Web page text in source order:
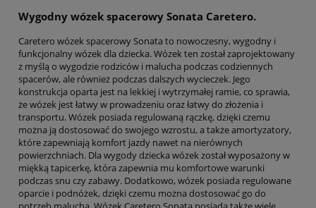
Wygodny wózek spacerowy Sonata Caretero.
Caretero wózek spacerowy Sonata to nowoczesny, wygodny i
funkcjonalny wózek dla dziecka. Wózek ten został zaprojektowany
z myślą o wygodzie rodziców i malucha podczas codziennych
spacerów, ale również podczas dalszych wycieczek. Jego
konstrukcja oparta jest na lekkiej i wytrzymałej ramie, co sprawia,
że wózek jest łatwy w prowadzeniu oraz łatwy do złożenia i
transportu. Wózek posiada regulowaną rączkę, dzięki czemu
można ją dostosować do swojego wzrostu, a także amortyzatory,
które zapewniają komfort jazdy nawet na nierównych
powierzchniach. Dla wygody dziecka wózek został wyposażony w
miękką tapicerkę, która zapewnia mu komfortowe warunki
podczas snu czy zabawy. Dodatkowo, wózek posiada regulowane
oparcie i podnóżek, dzięki czemu można dostosować go do